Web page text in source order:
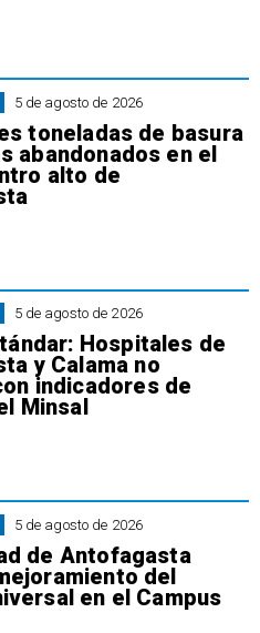
5 de agosto de 2026
toneladas de basura
abandonados en el
alto de
5 de agosto de 2026
Hospitales de
y Calama no
indicadores de
Minsal
5 de agosto de 2026
de Antofagasta
del
en el Campus